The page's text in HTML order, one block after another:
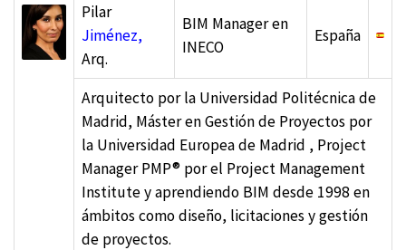
Pilar
Jiménez,
Arq.
BIM Manager en
INECO
España
Arquitecto por la Universidad Politécnica de
Madrid, Máster en Gestión de Proyectos por
la Universidad Europea de Madrid , Project
Manager PMP® por el Project Management
Institute y aprendiendo BIM desde 1998 en
ámbitos como diseño, licitaciones y gestión
de proyectos.